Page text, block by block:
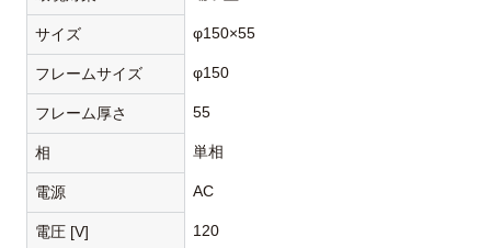
サイズ φ150×55
フレームサイズ φ150
フレーム厚さ 55
相 単相
電源 AC
電圧 [V] 120